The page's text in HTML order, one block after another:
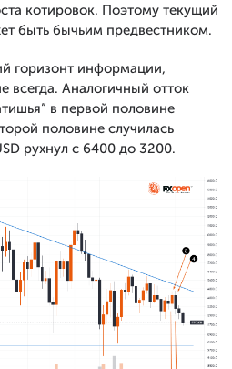
котировок. Поэтому текущий
быть бычьим предвестником.
горизонт информации,
всегда. Аналогичный отток
в первой половине
половине случилась
рухнул с 6400 до 3200.